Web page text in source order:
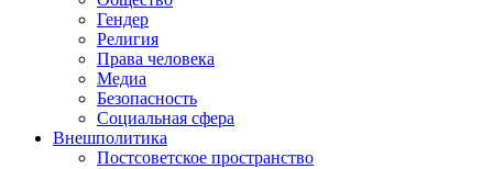
Гендер
Религия
Права человека
Медиа
Безопасность
Социальная сфера
Внешполитика
Постсоветское пространство